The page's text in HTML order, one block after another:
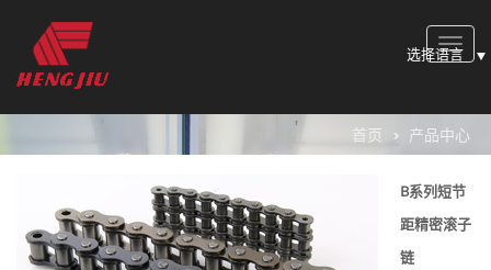
Toggle
选择语言
首页 产品中心
B系列短节
距精密滚子
链